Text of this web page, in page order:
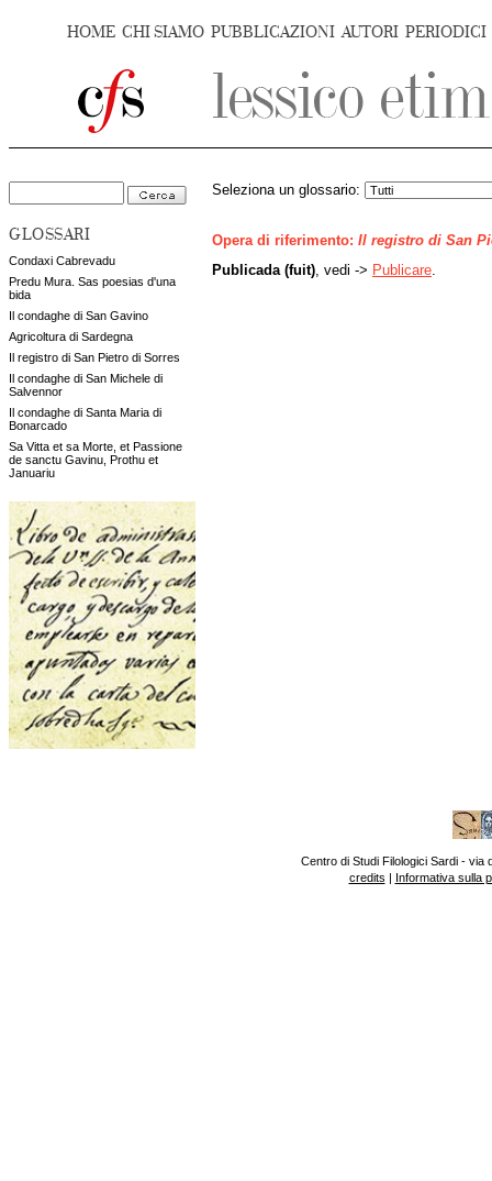
HOME CHI SIAMO PUBBLICAZIONI AUTORI PERIODICI
GLOSSARI
Condaxi Cabrevadu
Predu Mura. Sas poesias d'una
bida
Il condaghe di San Gavino
Agricoltura di Sardegna
Il registro di San Pietro di Sorres
Il condaghe di San Michele di
Salvennor
Il condaghe di Santa Maria di
Bonarcado
Sa Vitta et sa Morte, et Passione
de sanctu Gavinu, Prothu et
Januariu
Seleziona un glossario:
Opera di riferimento: Il registro di San
Publicada (fuit) , vedi -> Publicare
Centro di Studi Filologici Sardi - via
credits | Informativa sulla